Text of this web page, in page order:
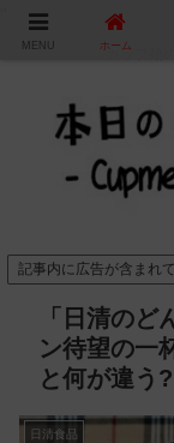
カップ麺
記事内に広告が含まれ
「日清の
ン待望の一
と何が違う?
日清食品
MENU ホーム